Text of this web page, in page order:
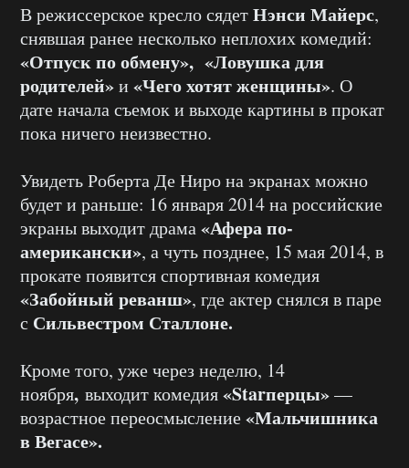
В режиссерское кресло сядетНэнси Майерс,
снявшая ранее несколько неплохих комедий:
«Отпуск по обмену», «Ловушка для
родителей»и «Чего хотят женщины». О
дате начала съемок и выходе картины в прокат
пока ничего неизвестно.
Увидеть Роберта Де Ниро на экранах можно
будет и раньше: 16 января 2014 на российские
экраны выходит драма«Афера по-
американски», а чуть позднее, 15 мая 2014, в
прокате появится спортивная комедия
«Забойный реванш», где актер снялся в паре
с Сильвестром Сталлоне.
Кроме того, уже через неделю, 14
ноября, выходит комедия«Starперцы»—
возрастное переосмысление«Мальчишника
в Вегасе».